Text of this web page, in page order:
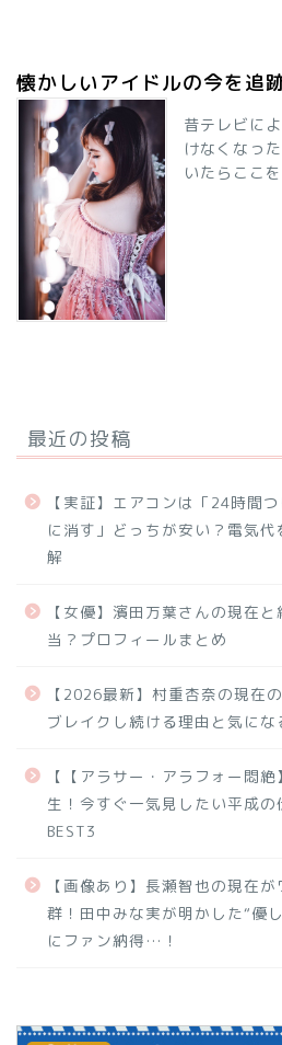
懐かしいアイドルの今を追
昔テレビに
けなくなっ
いたらここ
最近の投稿
【実証】エアコンは「24時間
に消す」どっちが安い？電気
解
【女優】濱田万葉さんの現在
当？プロフィールまとめ
【2026最新】村重杏奈の現在
ブレイクし続ける理由と気にな
【【アラサー・アラフォー悶
生！今すぐ一気見したい平成
BEST3
【画像あり】長瀬智也の現在
群！田中みな実が明かした“優
にファン納得…！